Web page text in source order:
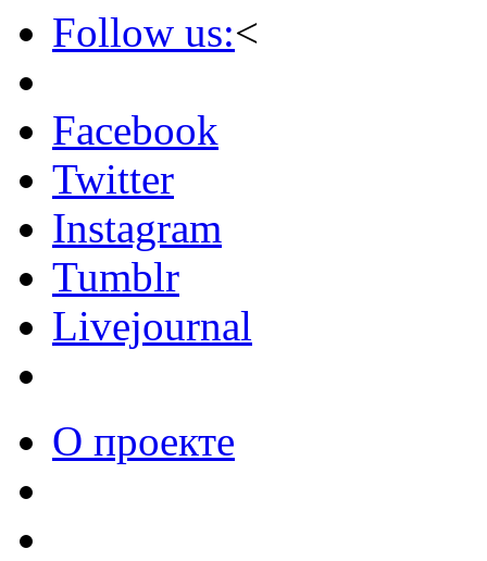
Follow us:<
Facebook
Twitter
Instagram
Tumblr
Livejournal
О проекте